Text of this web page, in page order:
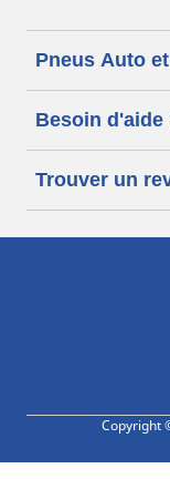
Pneus Auto
Besoin d'aide
Trouver un
Copyright